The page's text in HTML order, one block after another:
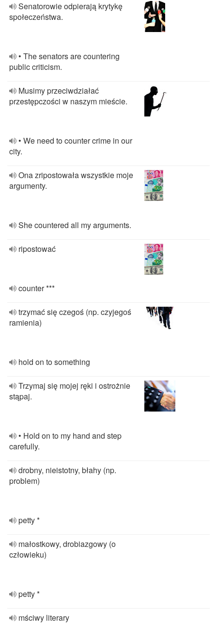
Senatorowie odpierają krytykę
społeczeństwa.
• The senators are countering
public criticism.
Musimy przeciwdziałać
przestępczości w naszym mieście.
• We need to counter crime in our
city.
Ona zripostowała wszystkie moje
argumenty.
She countered all my arguments.
ripostować
counter ***
trzymać się czegoś (np. czyjegoś
ramienia)
hold on to something
Trzymaj się mojej ręki i ostrożnie
stąpaj.
• Hold on to my hand and step
carefully.
drobny, nieistotny, błahy (np.
problem)
petty *
małostkowy, drobiazgowy (o
człowieku)
petty *
mściwy literary